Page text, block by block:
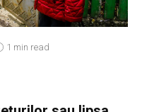
1 min read